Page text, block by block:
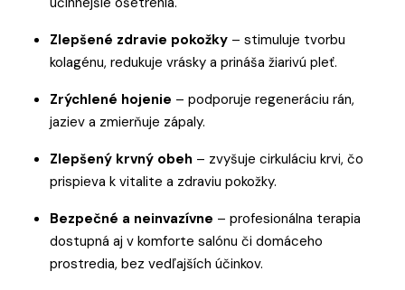
Zlepšené zdravie pokožky – stimuluje tvorbu
kolagénu, redukuje vrásky a prináša žiarivú pleť.
Zrýchlené hojenie – podporuje regeneráciu rán,
jaziev a zmierňuje zápaly.
Zlepšený krvný obeh – zvyšuje cirkuláciu krvi, čo
prispieva k vitalite a zdraviu pokožky.
Bezpečné a neinvazívne – profesionálna terapia
dostupná aj v komforte salónu či domáceho
prostredia, bez vedľajších účinkov.